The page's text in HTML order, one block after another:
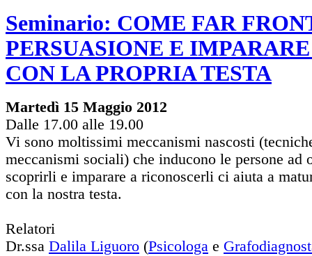
Seminario: COME FAR
PERSUASIONE E
CON LA PROPRIA TESTA
Martedì 15 Maggio 2012
Dalle 17.00 alle 19.00
Vi sono moltissimi meccanismi nascosti
meccanismi sociali) che inducono le persone ad
scoprirli e imparare a riconoscerli ci aiuta a
con la nostra testa.
Relatori
Dr.ssa Dalila Liguoro (Psicologa e